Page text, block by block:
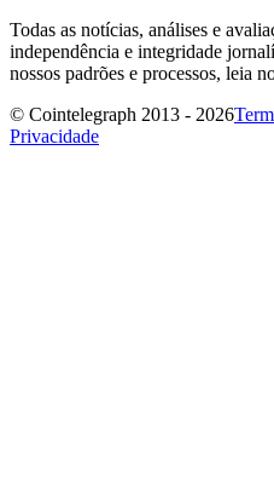
Todas as notícias, análises e
independência e integridade
nossos padrões e processos, leia
© Cointelegraph 2013 - 2026
Privacidade